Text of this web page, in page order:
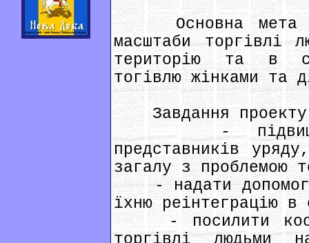
Основна мета
масштаби торгівлі
територію та в
тогівлю жінками та
Завдання
- підвищити
представників
загалу з проблемою
- надати допомогу
їхню реінтеграцію в
- посилити